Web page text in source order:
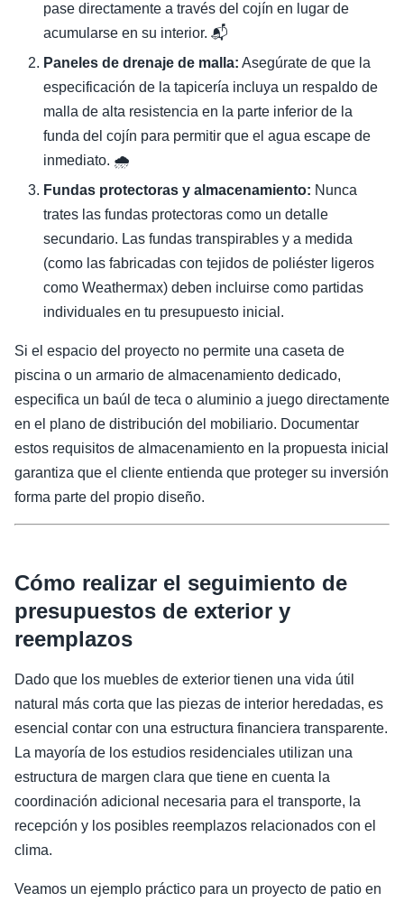
pase directamente a través del cojín en lugar de
acumularse en su interior. 📬
Paneles de drenaje de malla: Asegúrate de que la
especificación de la tapicería incluya un respaldo de
malla de alta resistencia en la parte inferior de la
funda del cojín para permitir que el agua escape de
inmediato. 🌧
Fundas protectoras y almacenamiento: Nunca
trates las fundas protectoras como un detalle
secundario. Las fundas transpirables y a medida
(como las fabricadas con tejidos de poliéster ligeros
como Weathermax) deben incluirse como partidas
individuales en tu presupuesto inicial.
Si el espacio del proyecto no permite una caseta de
piscina o un armario de almacenamiento dedicado,
especifica un baúl de teca o aluminio a juego directamente
en el plano de distribución del mobiliario. Documentar
estos requisitos de almacenamiento en la propuesta inicial
garantiza que el cliente entienda que proteger su inversión
forma parte del propio diseño.
Cómo realizar el seguimiento de
presupuestos de exterior y
reemplazos
Dado que los muebles de exterior tienen una vida útil
natural más corta que las piezas de interior heredadas, es
esencial contar con una estructura financiera transparente.
La mayoría de los estudios residenciales utilizan una
estructura de margen clara que tiene en cuenta la
coordinación adicional necesaria para el transporte, la
recepción y los posibles reemplazos relacionados con el
clima.
Veamos un ejemplo práctico para un proyecto de patio en